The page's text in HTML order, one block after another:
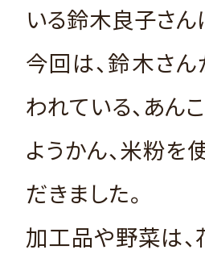
いる鈴木良子さん
今回は、鈴木さ
われている、あん
ようかん、米粉を
だきました。
加工品や野菜は